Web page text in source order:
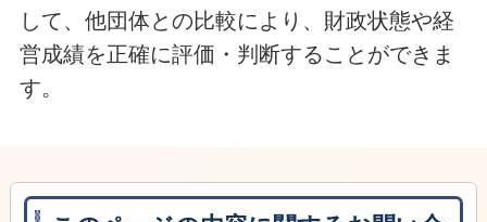
して、他団体との比較により、財政状態や経
営成績を正確に評価・判断することができま
す。